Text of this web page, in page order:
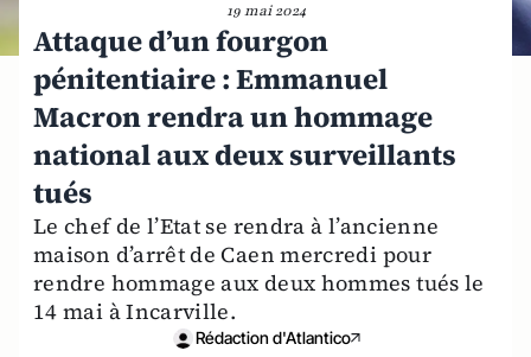
19 mai 2024
Attaque d’un fourgon
pénitentiaire : Emmanuel
Macron rendra un hommage
national aux deux surveillants
tués
Le chef de l’Etat se rendra à l’ancienne
maison d’arrêt de Caen mercredi pour
rendre hommage aux deux hommes tués le
14 mai à Incarville.
Rédaction d'Atlantico